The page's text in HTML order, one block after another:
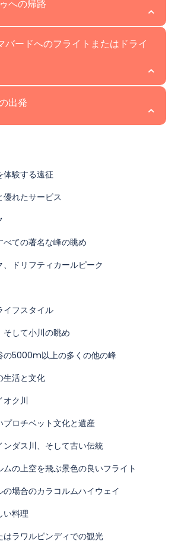
氷河を1時間歩き、ダルチャンパに向か
ッキングの区間ではマシャブルムを見る
ルチャンパでの昼食の後、ゴンドゴロ
イチョキャンプに向けてトレッキング
アチョでキャンプをします。シアチョは
は5〜6時間のトレッキングになりま
時間は6〜8時間・宿泊：ツインシェアの
、昼食、夕食が含まれます。
トレッキングを再開します。Ghanche
に到達するまでに最大5時間かかりま
に一泊するか、同じ日にSkarduに移
ます。トレッキング時間は4〜6時間で
す。
への帰路
度：2,230m
ープがスカルドゥ市に戻ります。スカル
ショッピング、観光の時間です。そし
遠征は終了します。 • 宿泊: ツインシ
屋。 • 食事: 朝食、昼食、夕食が含まれ
バードへのフライトまたはドライ
| 高度：540m
が運航される場合、同じ日にIslamabad
からIslamabadまで約20〜22時間
：ツインシェアのホテルルーム。 • 食
食が含まれています。
出発
ならを言う時が来ました。
体験する遠征
れたサービス
ての著名な峰の眺め
ドリフティカールピーク
イフスタイル
して小川の眺め
の5000m以上の多くの他の峰
生活と文化
オク川
ロチベット文化と遺産
ンダス川、そして古い伝統
ムの上空を飛ぶ景色の良いフライト
場合のカラコルムハイウェイ
い料理
はラワルピンディでの観光